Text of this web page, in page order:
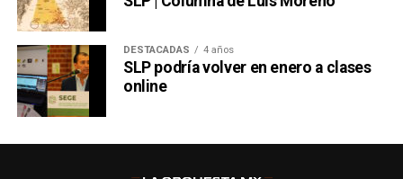
DESTACADAS 4 años
SLP podría volver en enero a clases
online